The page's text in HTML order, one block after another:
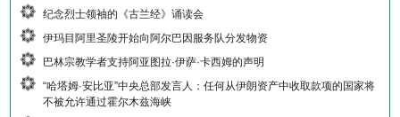
纪念烈士领袖的《古兰经》诵读会
伊玛目阿里圣陵开始向阿尔巴因服务队分发物资
巴林宗教学者支持阿亚图拉·伊萨·卡西姆的声明
“哈塔姆·安比亚”中央总部发言人：任何从伊朗资产中收取款项的国家将
不被允许通过霍尔木兹海峡